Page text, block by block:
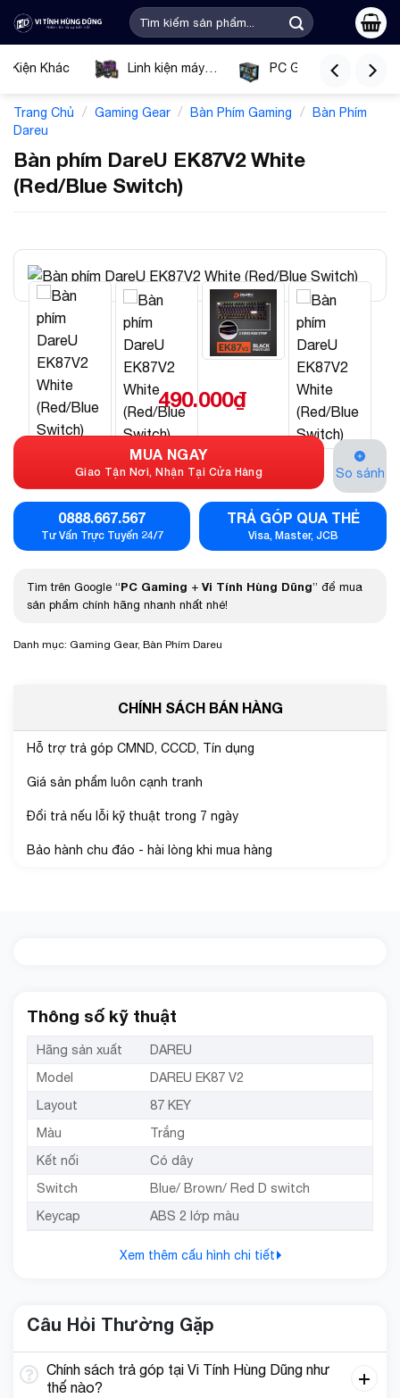
qua
dung
Tìm
kiếm:
Linh kiện máy
PC Gaming
Kiện Khác
Trang Chủ / Gaming Gear / Bàn Phím Gaming /
Bàn Phím
Dareu
Bàn phím DareU EK87V2 White
(Red/Blue Switch)
490.000₫
MUA NGAY
Giao Tận Nơi, Nhận Tại Cửa Hàng So sánh
0888.667.567
Tư Vấn Trực Tuyến 24/7
TRẢ GÓP QUA THẺ
Visa, Master, JCB
Tìm trên Google “PC Gaming + Vi Tính Hùng Dũng” để mua
sản phẩm chính hãng nhanh nhất nhé!
Danh mục: Gaming Gear, Bàn Phím Dareu
CHÍNH SÁCH BÁN HÀNG
Hỗ trợ trả góp CMND, CCCD, Tín dụng
Giá sản phẩm luôn cạnh tranh
Đổi trả nếu lỗi kỹ thuật trong 7 ngày
Bảo hành chu đáo - hài lòng khi mua hàng
Thông số kỹ thuật
Hãng sản xuất
DAREU
Model
DAREU EK87 V2
Layout
87 KEY
Màu
Trắng
Kết nối
Có dây
Switch
Blue/ Brown/ Red D switch
Keycap
ABS 2 lớp màu
Xem thêm cấu hình chi tiết
Câu Hỏi Thường Gặp
Chính sách trả góp tại Vi Tính Hùng Dũng như
thế nào?